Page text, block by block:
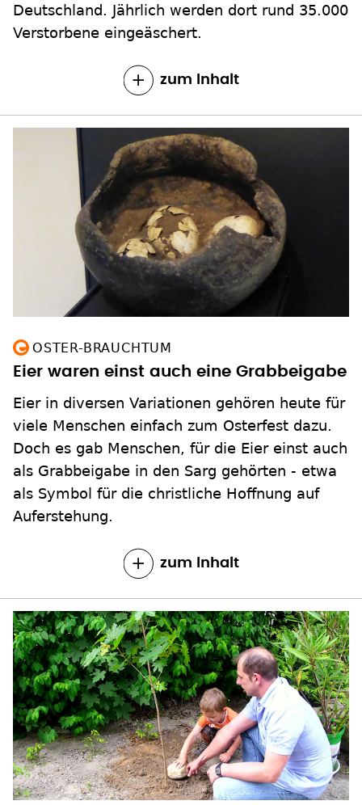
Deutschland. Jährlich werden dort rund 35.000
Verstorbene eingeäschert.
zum Inhalt
OSTER-BRAUCHTUM
Eier waren einst auch eine Grabbeigabe
Eier in diversen Variationen gehören heute für
viele Menschen einfach zum Osterfest dazu.
Doch es gab Menschen, für die Eier einst auch
als Grabbeigabe in den Sarg gehörten - etwa
als Symbol für die christliche Hoffnung auf
Auferstehung.
zum Inhalt